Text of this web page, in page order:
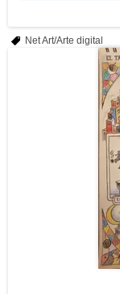
Net Art/Arte digital